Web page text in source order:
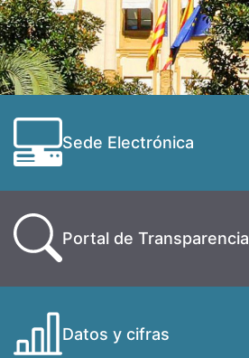
Sede Electrónica
Portal de Transparencia
Datos y cifras